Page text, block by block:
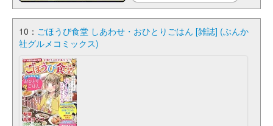
10： ごほうび食堂 しあわせ・おひとりごはん [雑誌] (ぶんか
社グルメコミックス)